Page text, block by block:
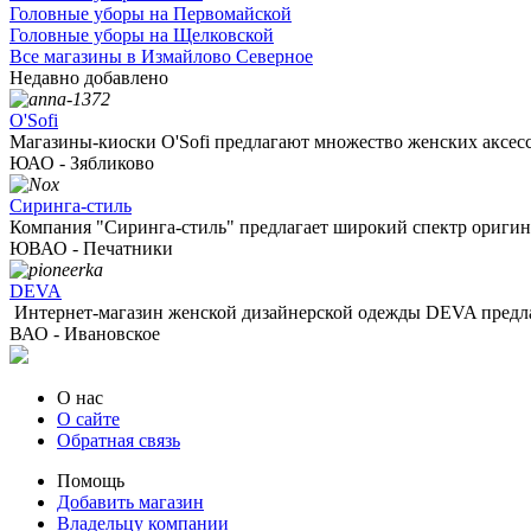
Головные уборы на Первомайской
Головные уборы на Щелковской
Все магазины в Измайлово Северное
Недавно добавлено
O'Sofi
Магазины-киоски O'Sofi предлагают множество женских
ЮАО - Зябликово
Сиринга-стиль
Компания "Сиринга-стиль" предлагает широкий спектр
ЮВАО - Печатники
DEVA
Интернет-магазин женской дизайнерской одежды DEVA
ВАО - Ивановское
О нас
О сайте
Обратная связь
Помощь
Добавить магазин
Владельцу компании